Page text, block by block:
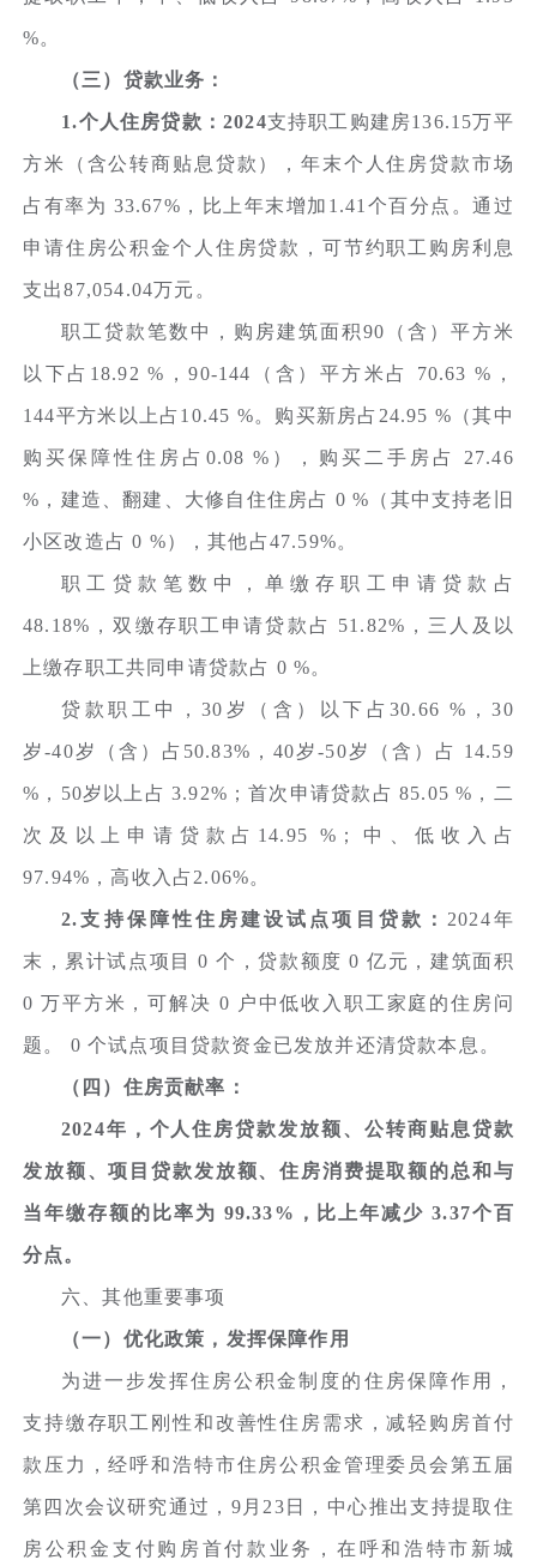
%。
（三）贷款业务：
1.个人住房贷款：2024支持职工购建房136.15万平
方米（含公转商贴息贷款），年末个人住房贷款市场
占有率为 33.67%，比上年末增加1.41个百分点。通过
申请住房公积金个人住房贷款，可节约职工购房利息
支出87,054.04万元。
职工贷款笔数中，购房建筑面积90（含）平方米
以下占18.92 %，90-144（含）平方米占 70.63 %，
144平方米以上占10.45 %。购买新房占24.95 %（其中
购买保障性住房占0.08 %），购买二手房占 27.46
%，建造、翻建、大修自住住房占 0 %（其中支持老旧
小区改造占 0 %），其他占47.59%。
职工贷款笔数中，单缴存职工申请贷款占
48.18%，双缴存职工申请贷款占 51.82%，三人及以
上缴存职工共同申请贷款占 0 %。
贷款职工中，30岁（含）以下占30.66 %，30
岁-40岁（含）占50.83%，40岁-50岁（含）占 14.59
%，50岁以上占 3.92%；首次申请贷款占 85.05 %，二
次及以上申请贷款占14.95 %；中、低收入占
97.94%，高收入占2.06%。
2.支持保障性住房建设试点项目贷款： 2024年
末，累计试点项目 0 个，贷款额度 0 亿元，建筑面积
0 万平方米，可解决 0 户中低收入职工家庭的住房问
题。 0 个试点项目贷款资金已发放并还清贷款本息。
（四）住房贡献率：
2024年，个人住房贷款发放额、公转商贴息贷款
发放额、项目贷款发放额、住房消费提取额的总和与
当年缴存额的比率为 99.33%，比上年减少 3.37个百
分点。
六、其他重要事项
（一）优化政策，发挥保障作用
为进一步发挥住房公积金制度的住房保障作用，
支持缴存职工刚性和改善性住房需求，减轻购房首付
款压力，经呼和浩特市住房公积金管理委员会第五届
第四次会议研究通过，9月23日，中心推出支持提取住
房公积金支付购房首付款业务，在呼和浩特市新城